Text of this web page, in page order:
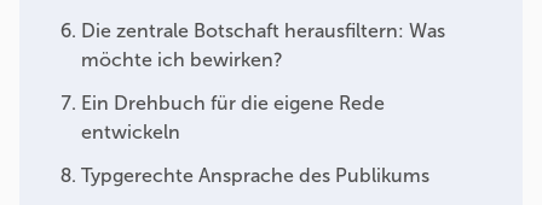
Die zentrale Botschaft herausfiltern: Was
möchte ich bewirken?
Ein Drehbuch für die eigene Rede
entwickeln
Typgerechte Ansprache des Publikums